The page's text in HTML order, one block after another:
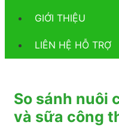
GIỚI THIỆU
LIÊN HỆ HỖ TRỢ
So sánh nuôi
và sữa công